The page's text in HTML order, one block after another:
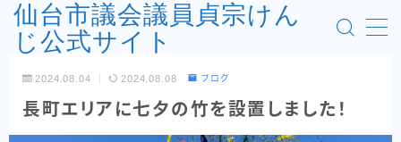
仙台市議会議員貞宗けん
じ公式サイト
お問い合わせフォーム
プロフィール
2024.08.04 2024.08.08 ブログ
長町エリアに七夕の竹を設置しました！